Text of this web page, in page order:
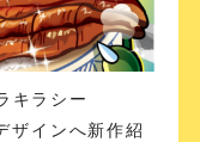
キラシー
ザインへ新作紹